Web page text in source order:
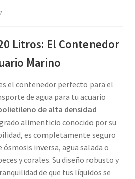
Litros: El Contenedor
Marino
el contenedor perfecto para el
de agua para tu acuario
de alta densidad
alimenticio conocido por su
es completamente seguro
ósmosis inversa, agua salada o
y corales. Su diseño robusto y
de que tus líquidos se